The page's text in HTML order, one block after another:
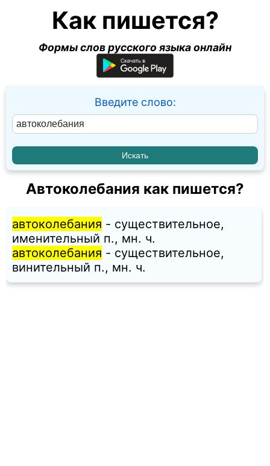
Как пишется?
Формы слов русского языка онлайн
Введите слово:
Автоколебания как пишется?
автоколебания - существительное,
именительный п., мн. ч.
автоколебания - существительное,
винительный п., мн. ч.